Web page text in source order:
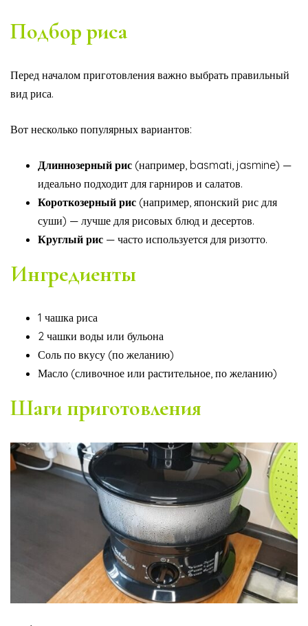
Подбор риса
Перед началом приготовления важно выбрать правильный
вид риса.
Вот несколько популярных вариантов:
Длиннозерный рис (например, basmati, jasmine) —
идеально подходит для гарниров и салатов.
Короткозерный рис (например, японский рис для
суши) — лучше для рисовых блюд и десертов.
Круглый рис — часто используется для ризотто.
Ингредиенты
1 чашка риса
2 чашки воды или бульона
Соль по вкусу (по желанию)
Масло (сливочное или растительное, по желанию)
Шаги приготовления